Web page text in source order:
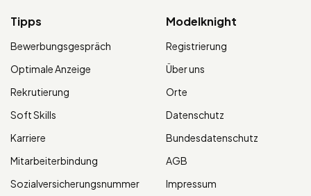
Tipps
Bewerbungsgespräch
Optimale Anzeige
Rekrutierung
Soft Skills
Karriere
Mitarbeiterbindung
Sozialversicherungsnummer
Modelknight
Registrierung
Über uns
Orte
Datenschutz
Bundesdatenschutz
AGB
Impressum